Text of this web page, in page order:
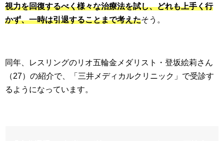
視力を回復するべく様々な治療法を試し、どれも上手く行
かず、一時は引退することまで考えたそう。
同年、レスリングのリオ五輪金メダリスト・登坂絵莉さん
（27）の紹介で、「三井メディカルクリニック」で受診す
るようになっています。